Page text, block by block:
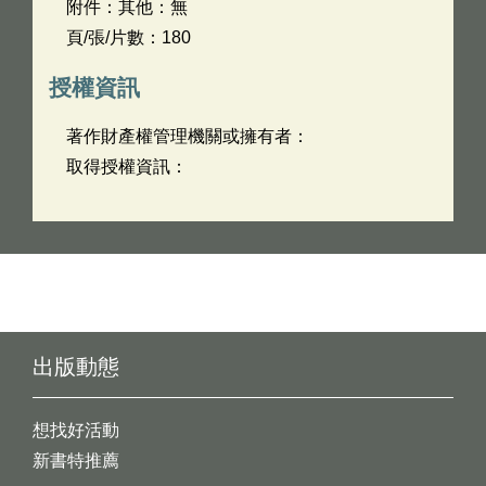
附件：其他：無
頁/張/片數：180
授權資訊
著作財產權管理機關或擁有者：
取得授權資訊：
出版動態
想找好活動
新書特推薦